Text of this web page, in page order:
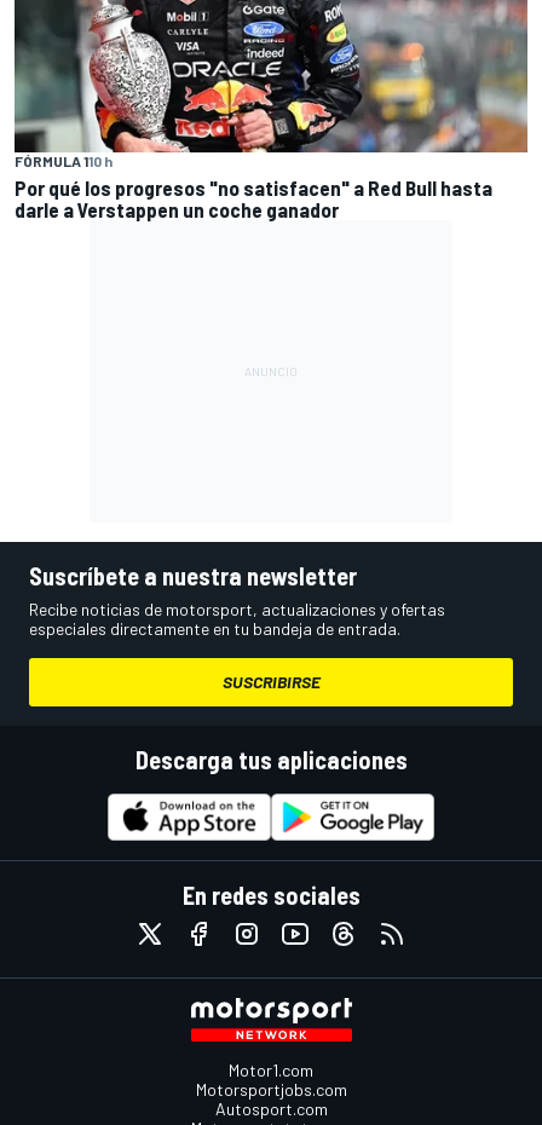
FÓRMULA 110 h
Por qué los progresos "no satisfacen" a Red Bull hasta
darle a Verstappen un coche ganador
Suscríbete a nuestra newsletter
Recibe noticias de motorsport, actualizaciones y ofertas
especiales directamente en tu bandeja de entrada.
SUSCRIBIRSE
Descarga tus aplicaciones
En redes sociales
Motor1.com
Motorsportjobs.com
Autosport.com